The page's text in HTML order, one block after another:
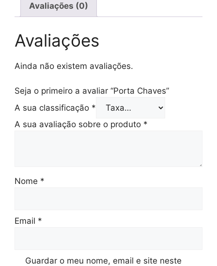
Avaliações (0)
Avaliações
Ainda não existem avaliações.
Seja o primeiro a avaliar “Porta Chaves”
A sua classificação *
A sua avaliação sobre o produto *
Nome *
Email *
Guardar o meu nome, email e site neste